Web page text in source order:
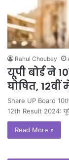
Rahul Choubey
यूपी बोर्ड ने
घोषित, 12वीं
Share UP Board
12th Result 2024: यूपी
Read More »